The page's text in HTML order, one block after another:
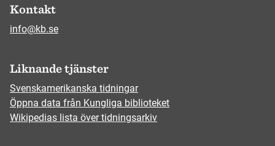
Kontakt
info@kb.se
Liknande tjänster
Svenskamerikanska tidningar
Öppna data från Kungliga biblioteket
Wikipedias lista över tidningsarkiv